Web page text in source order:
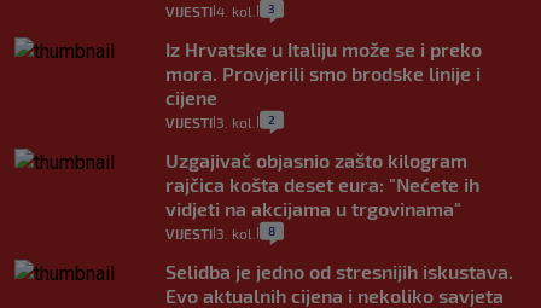
VIJESTI 4. kol. 3
Iz Hrvatske u Italiju može se i preko
mora. Provjerili smo brodske linije i
cijene
VIJESTI 3. kol. 2
Uzgajivač objasnio zašto kilogram
rajčica košta deset eura: "Nećete ih
vidjeti na akcijama u trgovinama"
VIJESTI 3. kol. 8
Selidba je jedno od stresnijih iskustava.
Evo aktualnih cijena i nekoliko savjeta